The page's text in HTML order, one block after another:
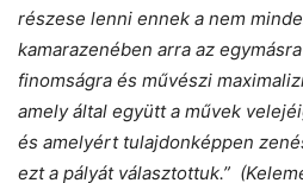
részese lenni ennek a nem
kamarazenében arra az
finomságra és művészi
amely által együtt a művek
és amelyért tulajdonképpen
ezt a pályát választottuk.”